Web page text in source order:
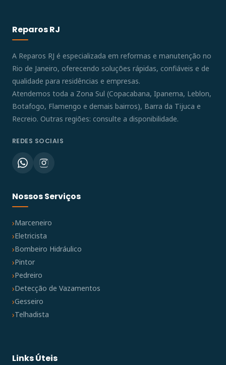
Reparos RJ
A Reparos RJ é especializada em reformas e manutenção no
Rio de Janeiro, oferecendo soluções rápidas, confiáveis e de
qualidade para residências e empresas.
Atendemos toda a Zona Sul (Copacabana, Ipanema, Leblon,
Botafogo, Flamengo e demais bairros), Barra da Tijuca e
Recreio. Outras regiões: consulte a disponibilidade.
REDES SOCIAIS
Nossos Serviços
Marceneiro
Eletricista
Bombeiro Hidráulico
Pintor
Pedreiro
Detecção de Vazamentos
Gesseiro
Telhadista
Links Úteis